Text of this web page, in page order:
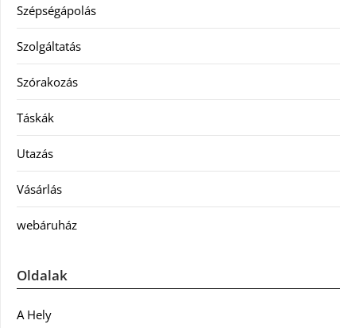
Szépségápolás
Szolgáltatás
Szórakozás
Táskák
Utazás
Vásárlás
webáruház
Oldalak
A Hely